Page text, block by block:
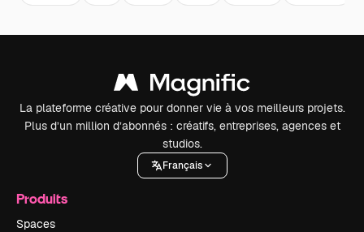
La plateforme créative pour donner vie à vos meilleurs projets.
Plus d’un million d’abonnés : créatifs, entreprises, agences et
studios.
Français
Produits
Spaces